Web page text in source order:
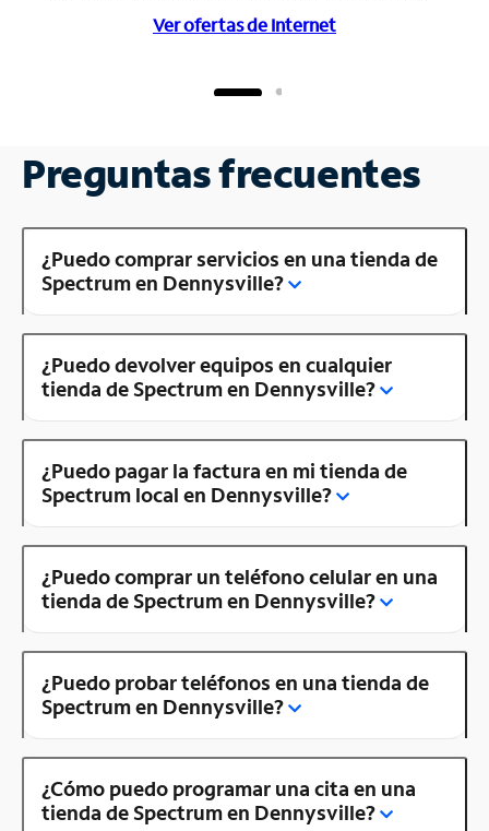
Ver ofertas de Internet
Preguntas frecuentes
¿Puedo comprar servicios en una tienda de
Spectrum en Dennysville?
¿Puedo devolver equipos en cualquier
tienda de Spectrum en Dennysville?
¿Puedo pagar la factura en mi tienda de
Spectrum local en Dennysville?
¿Puedo comprar un teléfono celular en una
tienda de Spectrum en Dennysville?
¿Puedo probar teléfonos en una tienda de
Spectrum en Dennysville?
¿Cómo puedo programar una cita en una
tienda de Spectrum en Dennysville?